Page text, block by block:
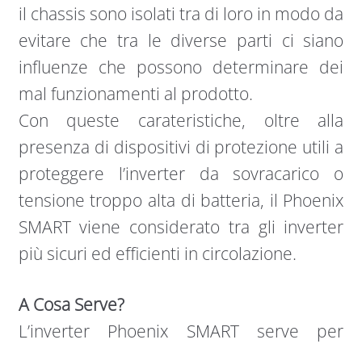
il chassis sono isolati tra di loro in modo da
evitare che tra le diverse parti ci siano
influenze che possono determinare dei
mal funzionamenti al prodotto.
Con queste carateristiche, oltre alla
presenza di dispositivi di protezione utili a
proteggere l’inverter da sovracarico o
tensione troppo alta di batteria, il Phoenix
SMART viene considerato tra gli inverter
più sicuri ed efficienti in circolazione.
A Cosa Serve?
L’inverter Phoenix SMART serve per